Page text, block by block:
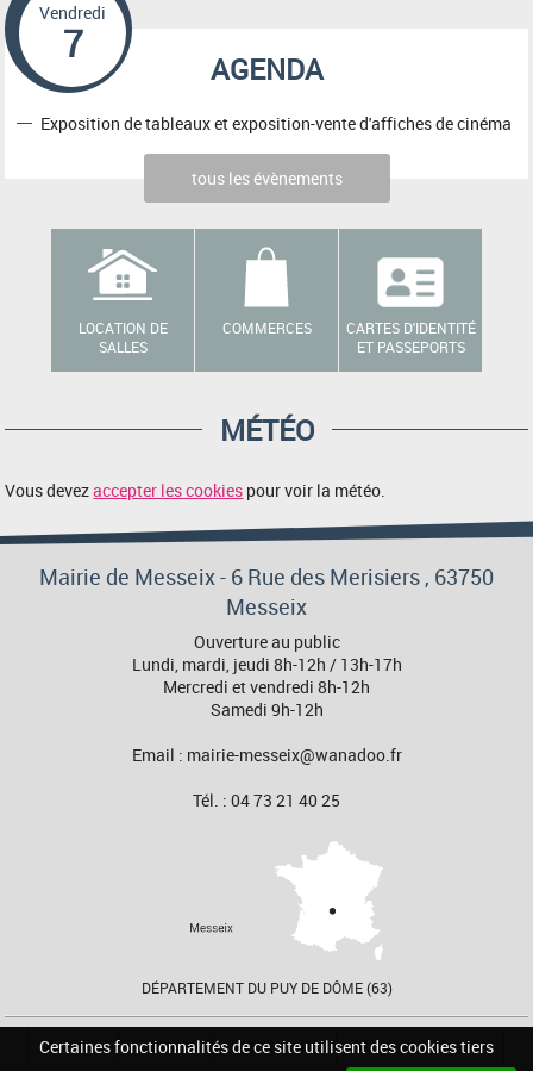
Certaines fonctionnalités de ce site utilisent des cookies tiers
AGENDA
Vendredi
7
Exposition de tableaux et exposition-vente d'affiches de cinéma
tous les évènements
LOCATION DE
SALLES
COMMERCES
CARTES D'IDENTITÉ
ET PASSEPORTS
MÉTÉO
Vous devezaccepter les cookies pour voir la météo.
Mairie de Messeix - 6 Rue des Merisiers , 63750
Messeix
Ouverture au public
Lundi, mardi, jeudi 8h-12h / 13h-17h
Mercredi et vendredi 8h-12h
Samedi 9h-12h
Email : mairie-messeix@wanadoo.fr
Tél. : 04 73 21 40 25
DÉPARTEMENT DU PUY DE DÔME (63)
Accueil Contact Plan du site Mentions Légales